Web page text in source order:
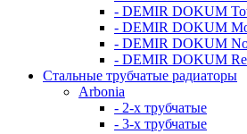
- DEMIR DOKUM
- DEMIR DOKUM
- DEMIR DOKUM
- DEMIR DOKUM
Стальные трубчатые радиаторы
Arbonia
- 2-х трубчатые
- 3-х трубчатые